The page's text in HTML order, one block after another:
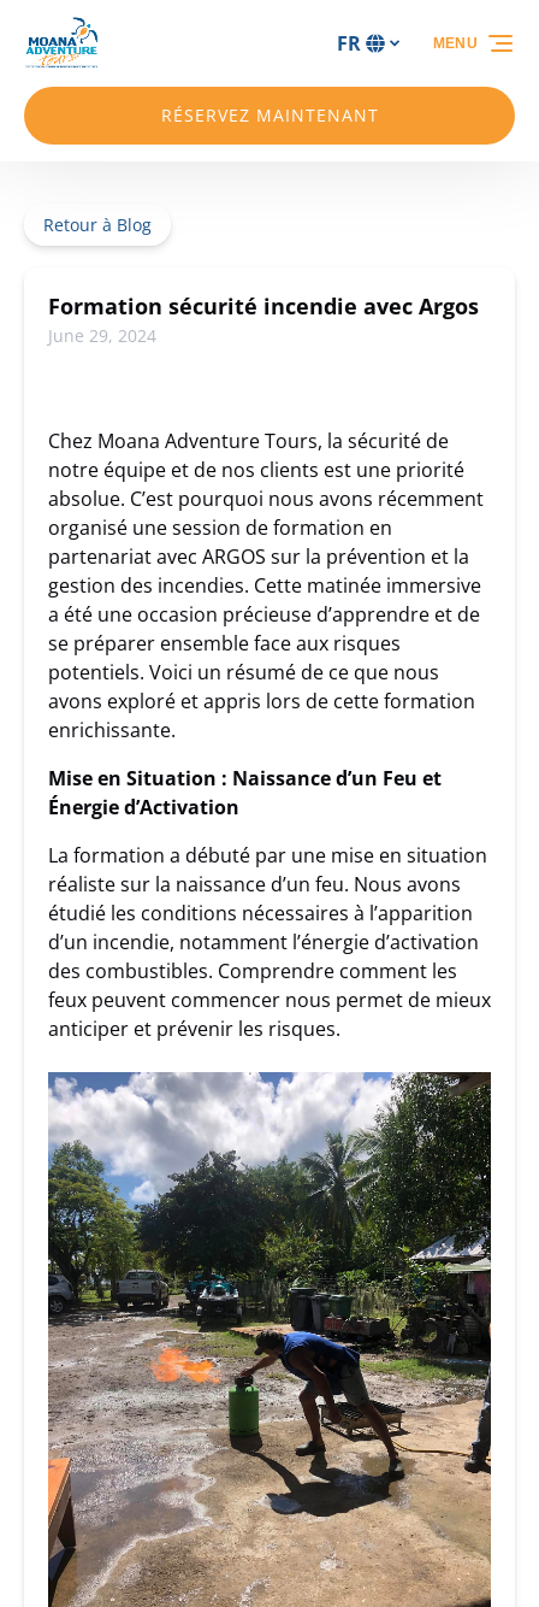
Aller à la navigation principale
Aller au contenu
Aller au pied de page
Sélectionnez
votre
FR
RÉSERVEZ MAINTENANT
MENU
Retour à Blog
Formation sécurité incendie avec Argos
June 29, 2024
Chez Moana Adventure Tours, la sécurité de
notre équipe et de nos clients est une priorité
absolue. C’est pourquoi nous avons récemment
organisé une session de formation en
partenariat avec ARGOS sur la prévention et la
gestion des incendies. Cette matinée immersive
a été une occasion précieuse d’apprendre et de
se préparer ensemble face aux risques
potentiels. Voici un résumé de ce que nous
avons exploré et appris lors de cette formation
enrichissante.
Mise en Situation : Naissance d’un Feu et
Énergie d’Activation
La formation a débuté par une mise en situation
réaliste sur la naissance d’un feu. Nous avons
étudié les conditions nécessaires à l’apparition
d’un incendie, notamment l’énergie d’activation
des combustibles. Comprendre comment les
feux peuvent commencer nous permet de mieux
anticiper et prévenir les risques.